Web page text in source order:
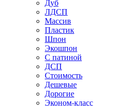
Дуб
ЛДСП
Массив
Пластик
Шпон
Экошпон
С патиной
ДСП
Стоимость
Дешевые
Дорогие
Эконом-класс